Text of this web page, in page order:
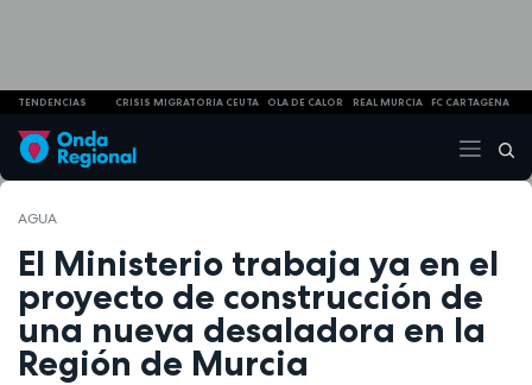
TENDENCIAS CRISIS MIGRATORIA CEUTA OLA DE CALOR REAL MURCIA FC CARTAGENA
AGUA
El Ministerio trabaja ya en el
proyecto de construcción de
una nueva desaladora en la
Región de Murcia